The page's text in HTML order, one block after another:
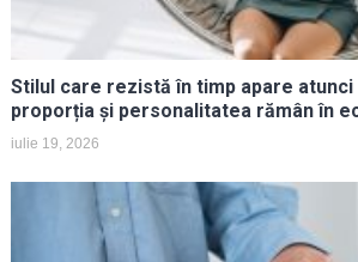
Stilul care rezistă în timp apare atunci
proporția și personalitatea rămân în
iulie 19, 2026